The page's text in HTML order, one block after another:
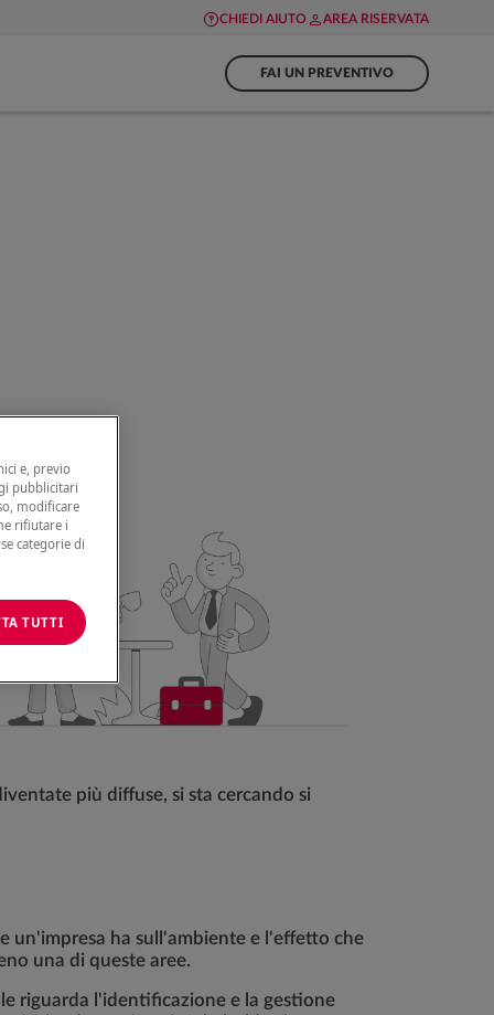
CHIEDI AIUTO AREA RISERVATA
FAI UN PREVENTIVO
più diffuse, si sta cercando si
un'impresa ha sull'ambiente e l'effetto che
una di queste aree.
riguarda l'identificazione e la gestione
e, previo
pubblicitari
modificare
rifiutare i
categorie di
TUTTI